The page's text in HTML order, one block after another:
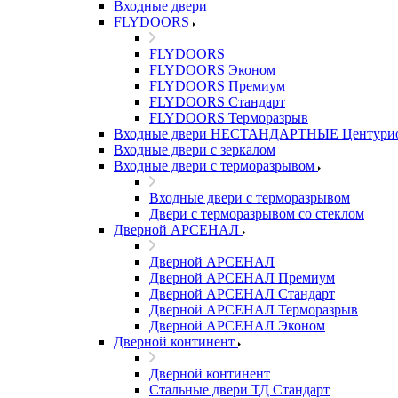
Входные двери
FLYDOORS
FLYDOORS
FLYDOORS Эконом
FLYDOORS Премиум
FLYDOORS Стандарт
FLYDOORS Терморазрыв
Входные двери НЕСТАНДАРТНЫЕ
Входные двери с зеркалом
Входные двери с терморазрывом
Входные двери с терморазрывом
Двери с терморазрывом со стеклом
Дверной АРСЕНАЛ
Дверной АРСЕНАЛ
Дверной АРСЕНАЛ Премиум
Дверной АРСЕНАЛ Стандарт
Дверной АРСЕНАЛ Терморазрыв
Дверной АРСЕНАЛ Эконом
Дверной континент
Дверной континент
Стальные двери ТД Стандарт